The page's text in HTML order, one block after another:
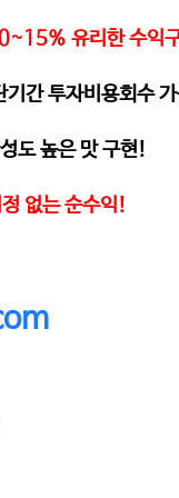
유리한 수익
기간 투자비용회수
도 높은 맛 구현!
없는 순수익!